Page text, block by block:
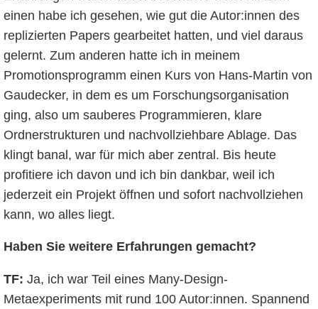
einen habe ich gesehen, wie gut die Autor:innen des
replizierten Papers gearbeitet hatten, und viel daraus
gelernt. Zum anderen hatte ich in meinem
Promotionsprogramm einen Kurs von Hans-Martin von
Gaudecker, in dem es um Forschungsorganisation
ging, also um sauberes Programmieren, klare
Ordnerstrukturen und nachvollziehbare Ablage. Das
klingt banal, war für mich aber zentral. Bis heute
profitiere ich davon und ich bin dankbar, weil ich
jederzeit ein Projekt öffnen und sofort nachvollziehen
kann, wo alles liegt.
Haben Sie weitere Erfahrungen gemacht?
TF: Ja, ich war Teil eines Many-Design-
Metaexperiments mit rund 100 Autor:innen. Spannend